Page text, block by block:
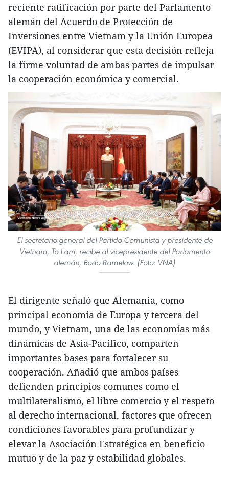
reciente ratificación por parte del Parlamento
alemán del Acuerdo de Protección de
Inversiones entre Vietnam y la Unión Europea
(EVIPA), al considerar que esta decisión refleja
la firme voluntad de ambas partes de impulsar
la cooperación económica y comercial.
El secretario general del Partido Comunista y presidente de
Vietnam, To Lam, recibe al vicepresidente del Parlamento
alemán, Bodo Ramelow. (Foto: VNA)
El dirigente señaló que Alemania, como
principal economía de Europa y tercera del
mundo, y Vietnam, una de las economías más
dinámicas de Asia-Pacífico, comparten
importantes bases para fortalecer su
cooperación. Añadió que ambos países
defienden principios comunes como el
multilateralismo, el libre comercio y el respeto
al derecho internacional, factores que ofrecen
condiciones favorables para profundizar y
elevar la Asociación Estratégica en beneficio
mutuo y de la paz y estabilidad globales.